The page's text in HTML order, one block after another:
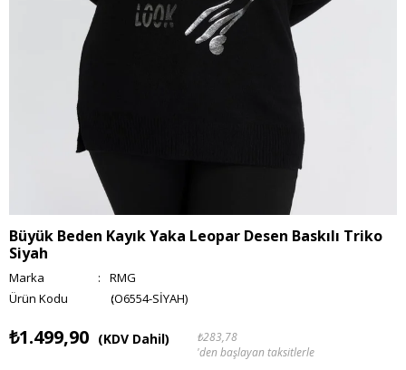
Büyük Beden Kayık Yaka Leopar Desen Baskılı Triko
Siyah
Marka :
RMG
(O6554-SİYAH)
₺1.499,90 (KDV Dahil)
₺283,78
'den başlayan taksitlerle